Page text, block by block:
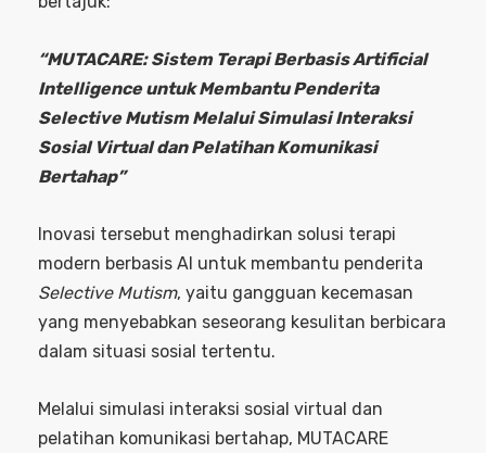
“MUTACARE: Sistem Terapi Berbasis Artificial
Intelligence untuk Membantu Penderita
Selective Mutism Melalui Simulasi Interaksi
Sosial Virtual dan Pelatihan Komunikasi
Bertahap”
Inovasi tersebut menghadirkan solusi terapi
modern berbasis AI untuk membantu penderita
Selective Mutism, yaitu gangguan kecemasan
yang menyebabkan seseorang kesulitan berbicara
dalam situasi sosial tertentu.
Melalui simulasi interaksi sosial virtual dan
pelatihan komunikasi bertahap, MUTACARE